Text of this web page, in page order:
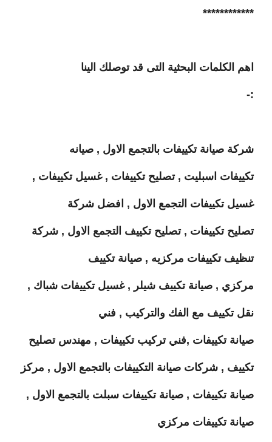
************
اهم الكلمات البحثية التى قد توصلك الينا
:-
شركة صيانة تكييفات بالتجمع الاول , صيانه
تكييفات اسبليت , تصليح تكييفات , غسيل تكييفات ,
غسيل تكييفات التجمع الاول , افضل شركة
تصليح تكييفات , تصليح تكييف التجمع الاول , شركة
تنظيف تكييفات مركزيه , صيانة تكييف
مركزي , صيانة تكييف شيلر , غسيل تكييفات شباك ,
نقل تكييف مع الفك والتركيب , فني
صيانة تكييفات ,فني تركيب تكييفات , مهندس تصليح
تكييف , شركات صيانة التكييفات بالتجمع الاول , مركز
صيانة تكييفات , صيانة تكييفات سبلت بالتجمع الاول ,
صيانة تكييفات مركزي